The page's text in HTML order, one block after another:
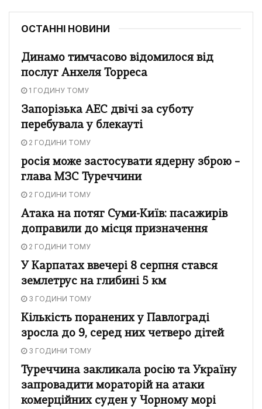
ОСТАННІ НОВИНИ
Динамо тимчасово відомилося від
послуг Анхеля Торреса
1 ГОДИНУ ТОМУ
Запорізька АЕС двічі за суботу
перебувала у блекауті
2 ГОДИНИ ТОМУ
росія може застосувати ядерну зброю –
глава МЗС Туреччини
2 ГОДИНИ ТОМУ
Атака на потяг Суми-Київ: пасажирів
доправили до місця призначення
2 ГОДИНИ ТОМУ
У Карпатах ввечері 8 серпня стався
землетрус на глибині 5 км
3 ГОДИНИ ТОМУ
Кількість поранених у Павлограді
зросла до 9, серед них четверо дітей
3 ГОДИНИ ТОМУ
Туреччина закликала росію та Україну
запровадити мораторій на атаки
комерційних суден у Чорному морі